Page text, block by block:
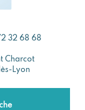
32 68 68
Charcot
Lyon